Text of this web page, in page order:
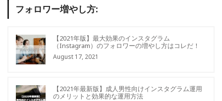
フォロワー増やし方:
【2021年版】最大効果のインスタグラム
（Instagram）のフォロワーの増やし方はコレだ！
August 17, 2021
【2021年最新版】成人男性向けインスタグラム運用
のメリットと効果的な運用方法